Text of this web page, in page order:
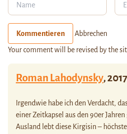
Kommentieren Abbrechen
Your comment will be revised by the
Roman Lahodynsky,
Irgendwie habe ich den Verdacht,
einer Zeitkapsel aus den 90er
Ausland lebt diese Kirgisin –